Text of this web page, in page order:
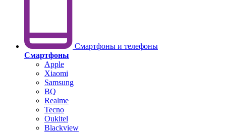
Смартфоны и телефоны
Смартфоны
Apple
Xiaomi
Samsung
BQ
Realme
Tecno
Oukitel
Blackview